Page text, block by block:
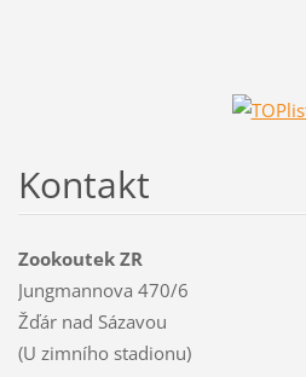
Kontakt
Zookoutek ZR
Jungmannova 470/6
Žďár nad Sázavou
(U zimního stadionu)